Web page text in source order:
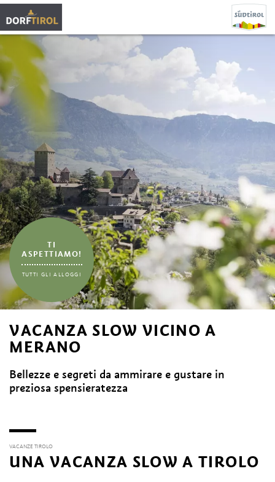
VACANZA SLOW VICINO A
MERANO
Bellezze e segreti da ammirare e gustare in
preziosa spensieratezza
ASPETTIAMO!
TUTTI GLI ALLOGGI
VACANZE TIROLO
UNA VACANZA SLOW A TIROLO